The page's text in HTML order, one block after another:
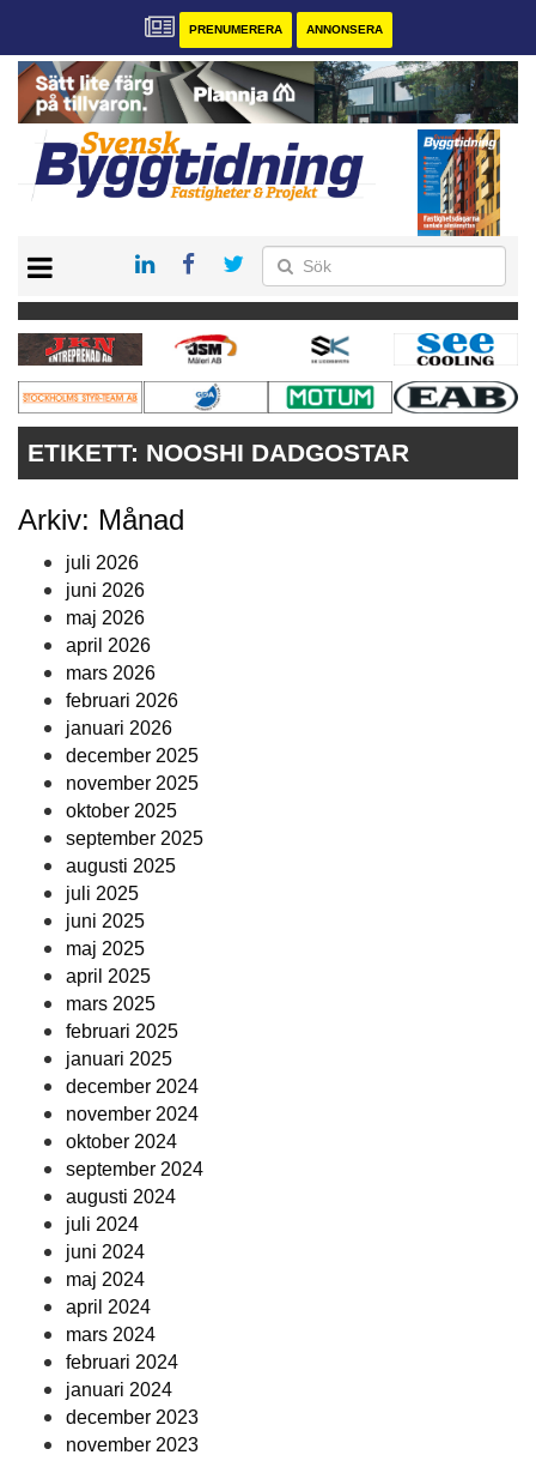
PRENUMERERA ANNONSERA
PRENUMERERA
VÅRA ANDRA MAGASIN
ANNONSERA
KONTAKT
ETIKETT: NOOSHI DADGOSTAR
Arkiv: Månad
juli 2026
juni 2026
maj 2026
april 2026
mars 2026
februari 2026
januari 2026
december 2025
november 2025
oktober 2025
september 2025
augusti 2025
juli 2025
juni 2025
maj 2025
april 2025
mars 2025
februari 2025
januari 2025
december 2024
november 2024
oktober 2024
september 2024
augusti 2024
juli 2024
juni 2024
maj 2024
april 2024
mars 2024
februari 2024
januari 2024
december 2023
november 2023